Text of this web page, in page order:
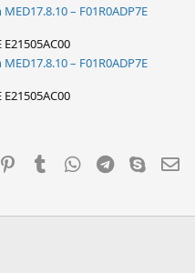
– F01R0ADP7E
E21505AC00
– F01R0ADP7E
E21505AC00
PinterestTumblr WhatsAppTelegram
Skype